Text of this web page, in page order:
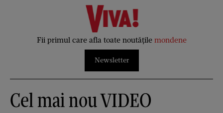
Fii primul care afla toate noutățile mondene
Newsletter
Cel mai nou VIDEO